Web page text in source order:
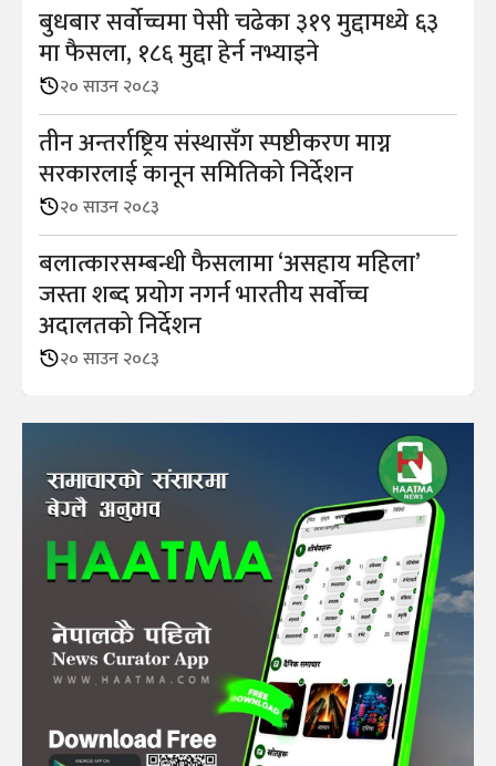
बुधबार सर्वोच्चमा पेसी चढेका ३१९ मुद्दामध्ये ६३
मा फैसला, १८६ मुद्दा हेर्न नभ्याइने
२० साउन २०८३
तीन अन्तर्राष्ट्रिय संस्थासँग स्पष्टीकरण माग्न
सरकारलाई कानून समितिको निर्देशन
२० साउन २०८३
बलात्कारसम्बन्धी फैसलामा ‘असहाय महिला’
जस्ता शब्द प्रयोग नगर्न भारतीय सर्वोच्च
अदालतको निर्देशन
२० साउन २०८३